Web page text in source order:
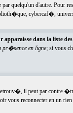
quelqu'un d'autre. Pour
cybercaf�,
dans la liste
pr�sence en ligne; si vous
il peut par contre
vous reconnecter en un rien